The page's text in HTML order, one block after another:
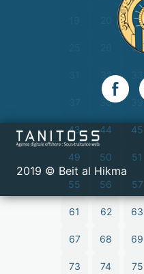
21
27
32
38 39
43 44 45
49 50 51
55 56 57
61 62 63
67 68 69
73 74 75
2019 © Beit al Hikma